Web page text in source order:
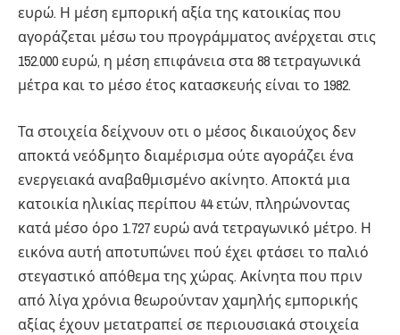
ευρώ. Η μέση εμπορική αξία της κατοικίας που
αγοράζεται μέσω του προγράμματος ανέρχεται στις
152.000 ευρώ, η μέση επιφάνεια στα 88 τετραγωνικά
μέτρα και το μέσο έτος κατασκευής είναι το 1982.
Τα στοιχεία δείχνουν οτι ο μέσος δικαιούχος δεν
αποκτά νεόδμητο διαμέρισμα ούτε αγοράζει ένα
ενεργειακά αναβαθμισμένο ακίνητο. Αποκτά μια
κατοικία ηλικίας περίπου 44 ετών, πληρώνοντας
κατά μέσο όρο 1.727 ευρώ ανά τετραγωνικό μέτρο. Η
εικόνα αυτή αποτυπώνει πού έχει φτάσει το παλιό
στεγαστικό απόθεμα της χώρας. Ακίνητα που πριν
από λίγα χρόνια θεωρούνταν χαμηλής εμπορικής
αξίας έχουν μετατραπεί σε περιουσιακά στοιχεία